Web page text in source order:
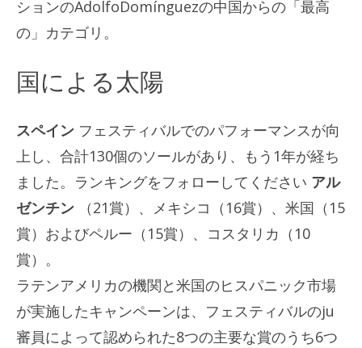
ションのAdolfoDomínguezの中国からの「最高
の」カテゴリ。
国による太陽
スペイン フェスティバルでのパフォーマンスが向
上し、合計130個のソールがあり、もう1年が経ち
ました。ランキングをフォローしてください アル
ゼンチン
（21賞）、メキシコ（16賞）、米国（15
賞）およびペルー（15賞）、コスタリカ（10
賞）。
ラテンアメリカの機関と米国のヒスパニック市場
が実施したキャンペーンは、フェスティバルのju
審員によって認められた8つの主要な賞のうち6つ